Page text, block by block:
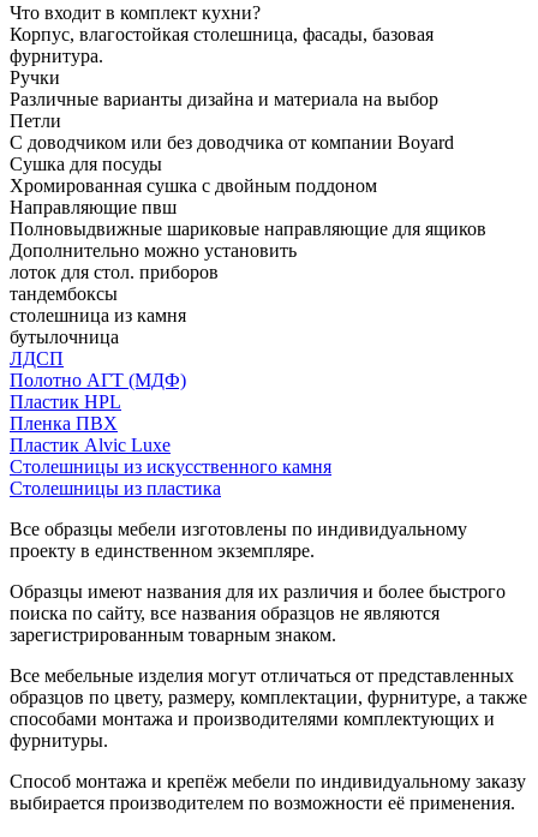
Что входит в комплект кухни?
Корпус, влагостойкая столешница, фасады, базовая
фурнитура.
Ручки
Различные варианты дизайна и материала на выбор
Петли
С доводчиком или без доводчика от компании Boyard
Сушка для посуды
Хромированная сушка с двойным поддоном
Направляющие пвш
Полновыдвижные шариковые направляющие для ящиков
Дополнительно можно установить
лоток для стол. приборов
тандембоксы
столешница из камня
бутылочница
ЛДСП
Полотно АГТ (МДФ)
Пластик HPL
Пленка ПВХ
Пластик Alvic Luxe
Столешницы из искусственного камня
Столешницы из пластика
Все образцы мебели изготовлены по индивидуальному
проекту в единственном экземпляре.
Образцы имеют названия для их различия и более быстрого
поиска по сайту, все названия образцов не являются
зарегистрированным товарным знаком.
Все мебельные изделия могут отличаться от представленных
образцов по цвету, размеру, комплектации, фурнитуре, а также
способами монтажа и производителями комплектующих и
фурнитуры.
Способ монтажа и крепёж мебели по индивидуальному заказу
выбирается производителем по возможности её применения.